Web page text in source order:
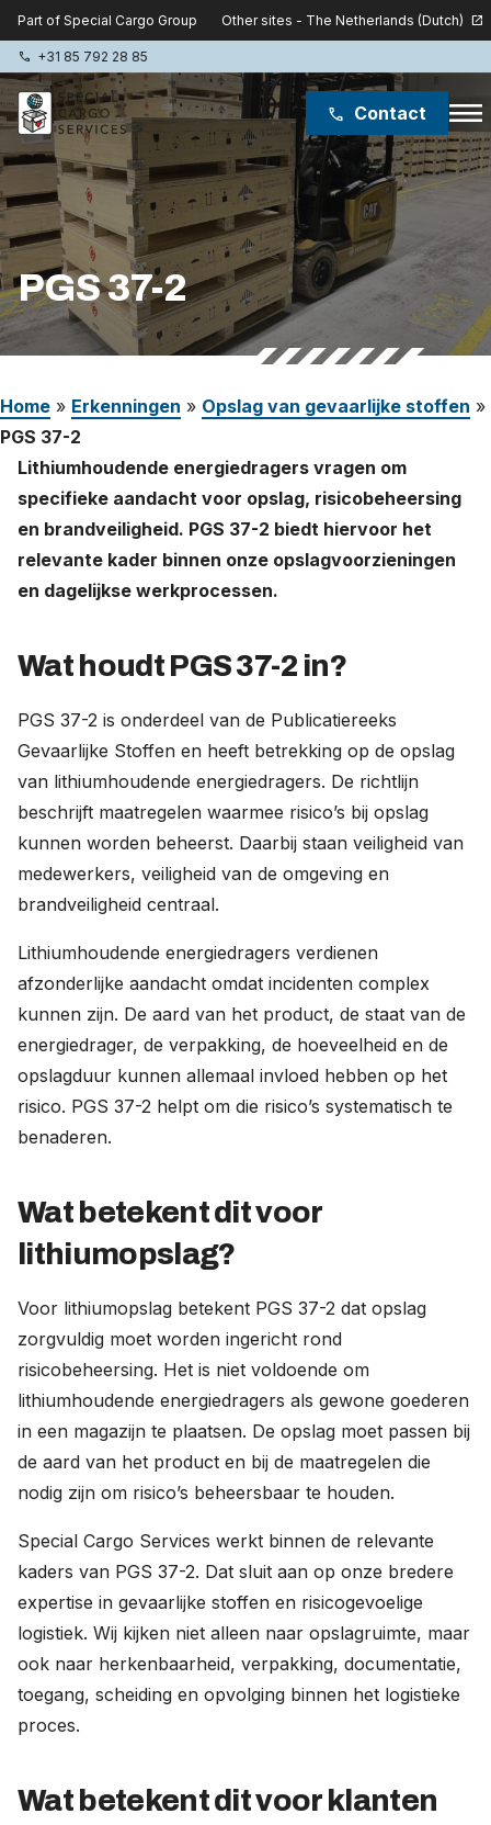
Part of Special Cargo Group Other sites - The Netherlands (Dutch) open_in_new
phone +31 85 792 28 85
phone Contact menu
PGS 37-2
Home » Erkenningen » Opslag van gevaarlijke stoffen »
PGS 37-2
Lithiumhoudende energiedragers vragen om
specifieke aandacht voor opslag, risicobeheersing
en brandveiligheid. PGS 37-2 biedt hiervoor het
relevante kader binnen onze opslagvoorzieningen
en dagelijkse werkprocessen.
Wat houdt PGS 37-2 in?
PGS 37-2 is onderdeel van de Publicatiereeks
Gevaarlijke Stoffen en heeft betrekking op de opslag
van lithiumhoudende energiedragers. De richtlijn
beschrijft maatregelen waarmee risico’s bij opslag
kunnen worden beheerst. Daarbij staan veiligheid van
medewerkers, veiligheid van de omgeving en
brandveiligheid centraal.
Lithiumhoudende energiedragers verdienen
afzonderlijke aandacht omdat incidenten complex
kunnen zijn. De aard van het product, de staat van de
energiedrager, de verpakking, de hoeveelheid en de
opslagduur kunnen allemaal invloed hebben op het
risico. PGS 37-2 helpt om die risico’s systematisch te
benaderen.
Wat betekent dit voor
lithiumopslag?
Voor lithiumopslag betekent PGS 37-2 dat opslag
zorgvuldig moet worden ingericht rond
risicobeheersing. Het is niet voldoende om
lithiumhoudende energiedragers als gewone goederen
in een magazijn te plaatsen. De opslag moet passen bij
de aard van het product en bij de maatregelen die
nodig zijn om risico’s beheersbaar te houden.
Special Cargo Services werkt binnen de relevante
kaders van PGS 37-2. Dat sluit aan op onze bredere
expertise in gevaarlijke stoffen en risicogevoelige
logistiek. Wij kijken niet alleen naar opslagruimte, maar
ook naar herkenbaarheid, verpakking, documentatie,
toegang, scheiding en opvolging binnen het logistieke
proces.
Wat betekent dit voor klanten
Special Cargo Group
Special Cargo College
Isologic
Diensten
Nieuws
Over ons
Werken bij
Nederland (Nederlands)
United States (English)
Deutschland (Deutsch)